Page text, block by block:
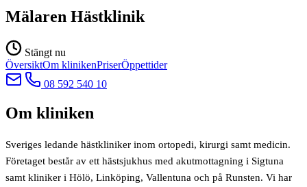
Mälaren Hästklinik
Stängt nu
ÖversiktOm klinikenPriserÖppettider
08 592 540 10
Om kliniken
Sveriges ledande hästkliniker inom ortopedi, kirurgi samt medicin.
Företaget består av ett hästsjukhus med akutmottagning i Sigtuna
samt kliniker i Hölö, Linköping, Vallentuna och på Runsten. Vi har